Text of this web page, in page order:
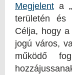
Megjelent a
területén és
Célja, hogy
jogú város,
működő